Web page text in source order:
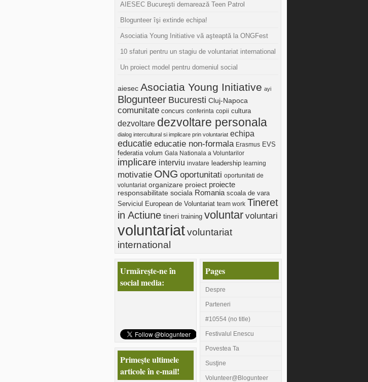
AIESEC Bucureşti demarează Teen Patrol
Blogunteer îşi extinde echipa!
Asociatia Young Initiative vă aşteaptă la ONGFest
10 sfaturi pentru un stagiu de voluntariat international
Un proiect model pentru domeniul social
aiesec Asociatia Young Initiative ayi
Blogunteer Bucuresti Cluj-Napoca
comunitate concurs conferinta copii cultura
dezvoltare dezvoltare personala
dialog intercultural si implicare prin voluntariat echipa
educatie educatie non-formala Erasmus EVS
federatia volum Gala Nationala a Voluntarilor
implicare interviu invatare leadership learning
motivatie ONG oportunitati oportunitati de
voluntariat organizare proiect proiecte
responsabilitate sociala Romania scoala de vara
Serviciul European de Voluntariat team work Tineret
in Actiune tineri training voluntar voluntari
voluntariatvoluntariat
international
Urmăreşte-ne în
social media:
Primeşte ultimele
articole în e-mail!
Pages
Despre
Parteneri
#10554 (no title)
Festivalul Enescu
Povestea Ta
Susţine
Volunteer@Blogunteer